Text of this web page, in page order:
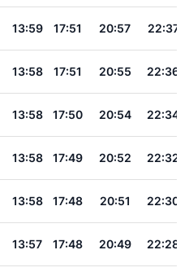
13:59 17:51 20:57 22:37
13:58 17:51 20:55 22:36
13:58 17:50 20:54 22:34
13:58 17:49 20:52 22:32
13:58 17:48 20:51 22:30
13:57 17:48 20:49 22:28